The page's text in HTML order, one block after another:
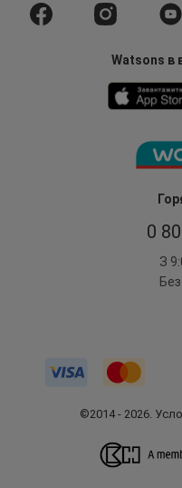
0
З
Watsons в
©2014 - 2026.